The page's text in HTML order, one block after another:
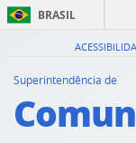
BRASIL
Superintendência de